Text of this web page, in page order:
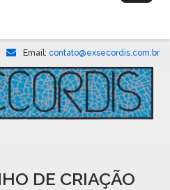
Email: contato@exsecordis.com.br
DE CRIAÇÃO